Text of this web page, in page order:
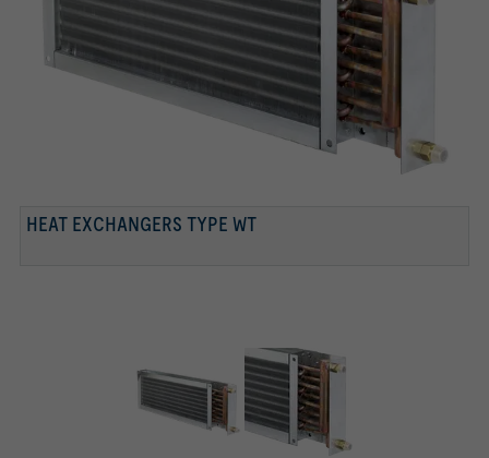
HEAT EXCHANGERS TYPE WT